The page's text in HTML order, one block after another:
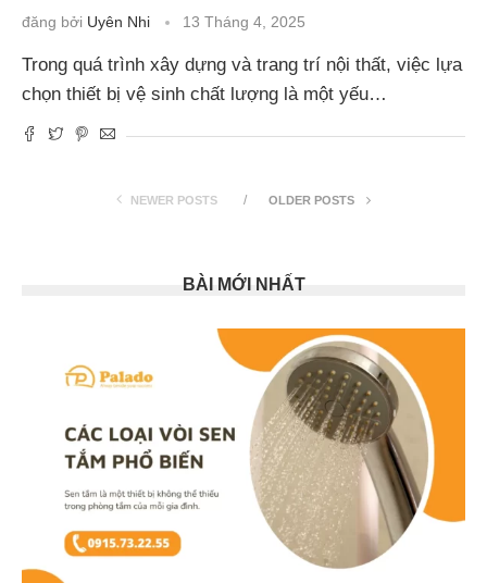
đăng bởi Uyên Nhi 13 Tháng 4, 2025
Trong quá trình xây dựng và trang trí nội thất, việc lựa
chọn thiết bị vệ sinh chất lượng là một yếu…
NEWER POSTS OLDER POSTS
BÀI MỚI NHẤT